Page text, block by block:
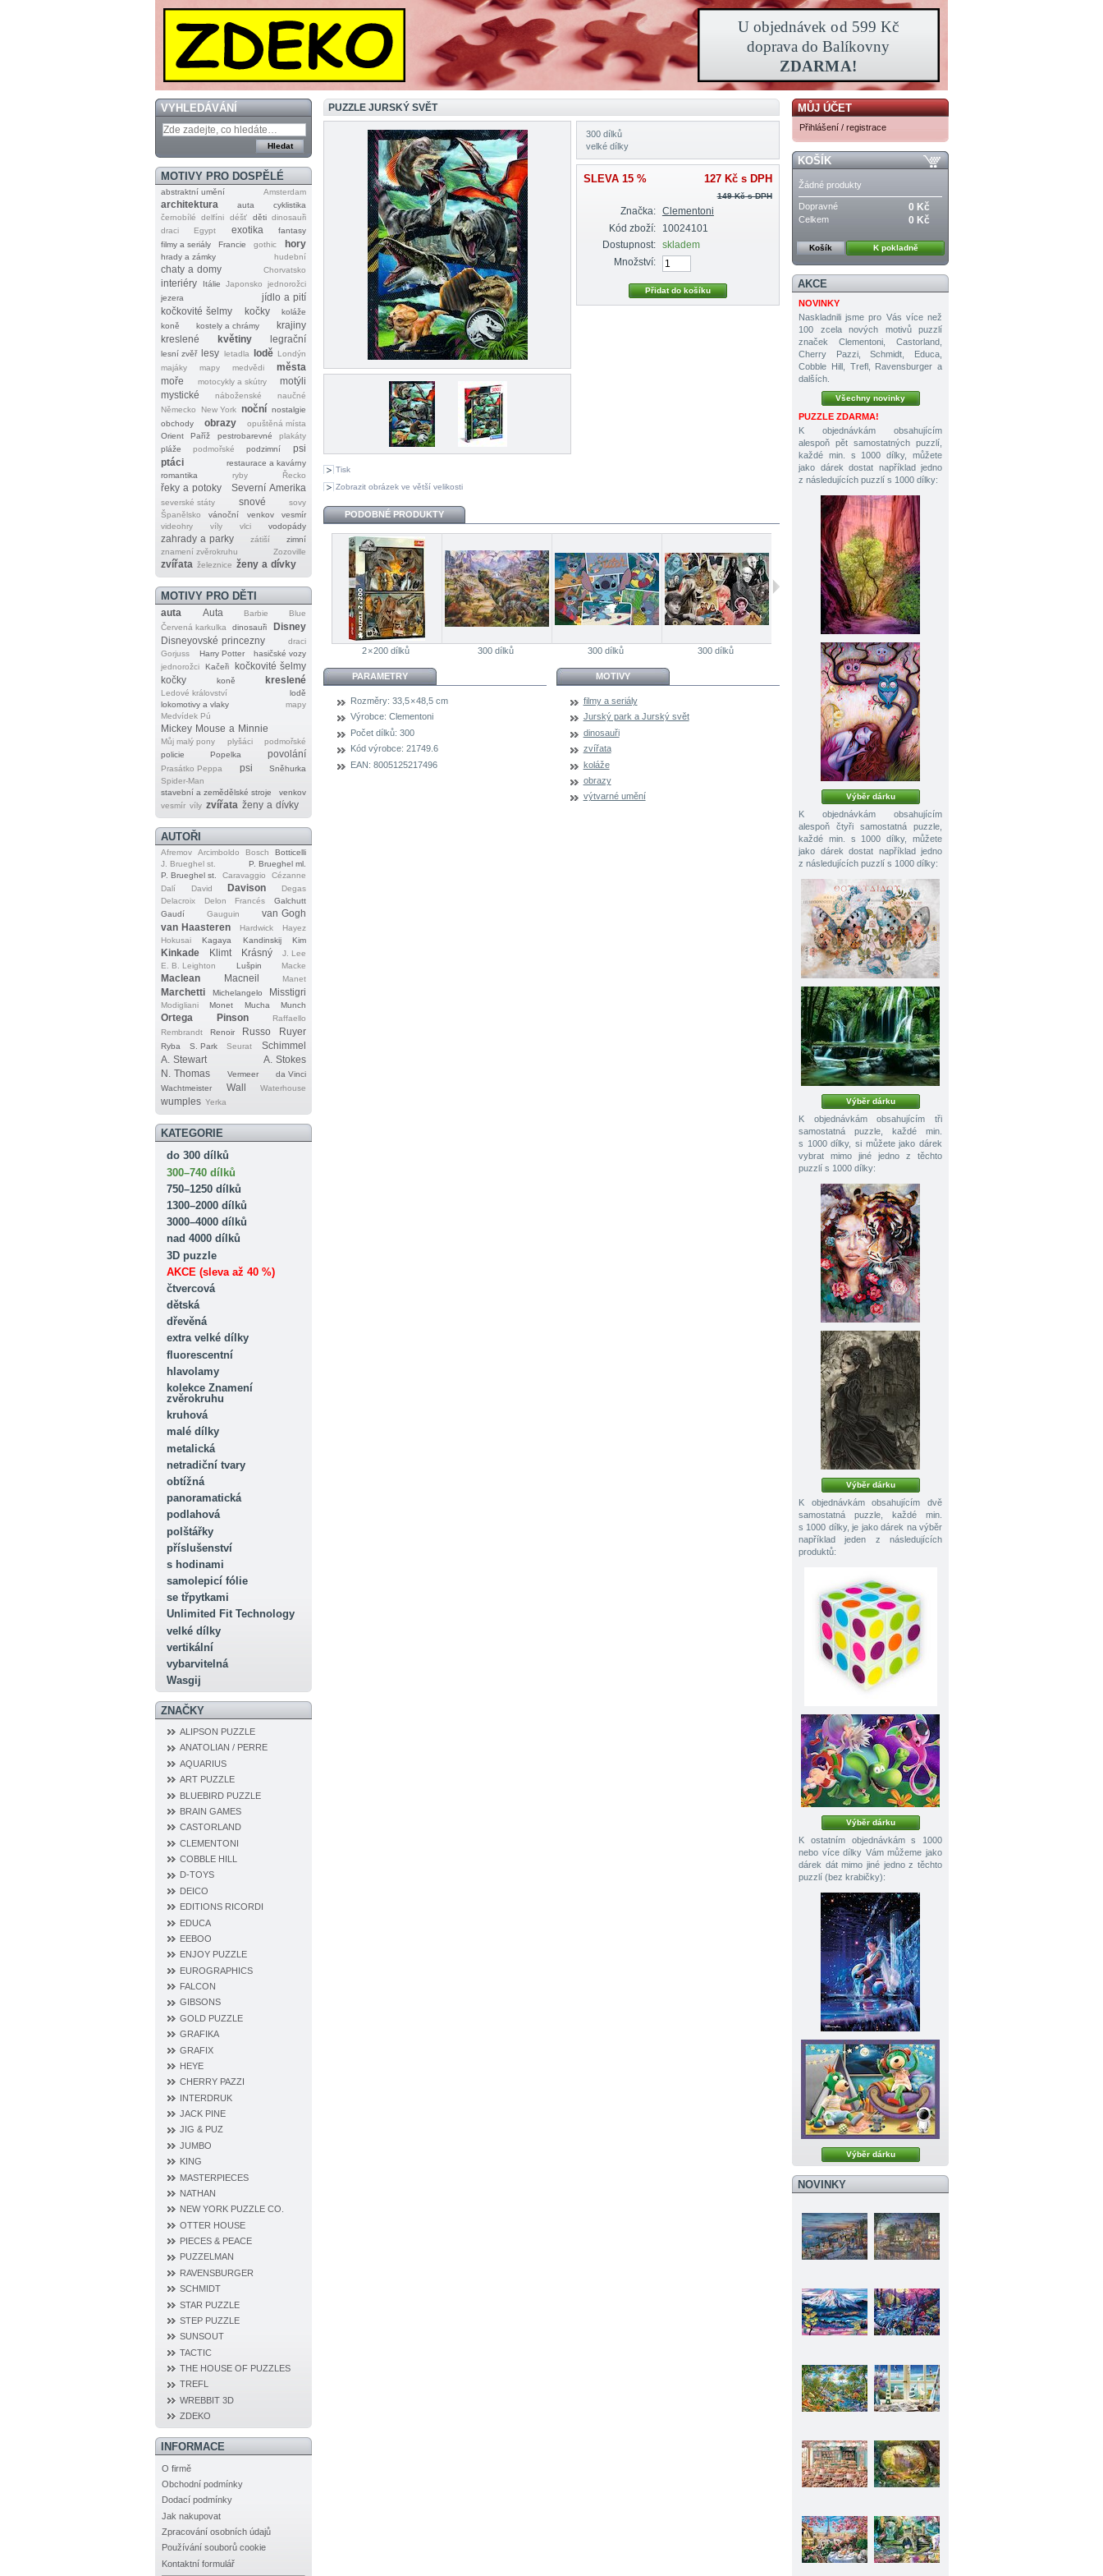
VYHLEDÁVÁNÍ
MOTIVY PRO DOSPĚLÉ
abstraktní umění Amsterdam
architektura auta
cyklistika
černobílé
delfíni déšť děti dinosauři
draci
Egypt exotika
fantasy
filmy a seriály
Francie gothic hory
hrady a zámky hudební
chaty a domy Chorvatsko
interiéry Itálie Japonsko
jednorožci
jezera
jídlo a pití
kočkovité šelmy
kočky
koláže
koně
kostely a chrámy
krajiny
kreslené
květiny legrační
lesní zvěř lesy letadla lodě Londýn
majáky
mapy medvědi
města
moře
motocykly a skútry
motýli
mystické
náboženské
naučné
Německo
New York noční nostalgie
obchody
obrazy
opuštěná místa
Orient
Paříž pestrobarevné
plakáty
pláže
podmořské podzimní
psi
ptáci
restaurace a kavárny
romantika
ryby Řecko
řeky a potoky Severní Amerika
severské státy snové
sovy
Španělsko
vánoční venkov
vesmír
videohry
víly vlci vodopády
zahrady a parky zátiší
zimní
znamení zvěrokruhu
Zozoville
zvířata železnice ženy a dívky
MOTIVY PRO DĚTI
auta Auta Barbie
Blue
Červená karkulka
dinosauři
Disney
Disneyovské princezny
draci
Gorjuss
Harry Potter
hasičské vozy
jednorožci
Kačeři
kočkovité šelmy
kočky
koně kreslené
Ledové království
lodě
lokomotivy a vlaky
mapy
Medvídek Pú
Mickey Mouse a Minnie
Můj malý pony plyšáci
podmořské
policie
Popelka povolání
Prasátko Peppa psi
Sněhurka
Spider‐Man
stavební a zemědělské stroje
venkov
vesmír víly zvířata ženy a dívky
AUTOŘI
Afremov Arcimboldo Bosch
Botticelli
J. Brueghel st.
P. Brueghel ml.
P. Brueghel st.
Caravaggio
Cézanne
Dalí
David Davison
Degas
Delacroix
Delon Francés
Galchutt
Gaudí
Gauguin
van Gogh
van Haasteren
Hardwick
Hayez
Hokusai
Kagaya Kandinskij Kim
Kinkade Klimt Krásný
J. Lee
E. B. Leighton
Lušpin Macke
Maclean Macneil Manet
Marchetti Michelangelo Misstigri
Modigliani Monet Mucha Munch
Ortega Pinson
Raffaello
Rembrandt
Renoir Russo Ruyer
Ryba S. Park Seurat
Schimmel
A. Stewart
A. Stokes
N. Thomas
Vermeer
da Vinci
Wachtmeister
Wall Waterhouse
wumples Yerka
KATEGORIE
do 300 dílků
300–740 dílků
750–1250 dílků
1300–2000 dílků
3000–4000 dílků
nad 4000 dílků
3D puzzle
AKCE (sleva až 40 %)
čtvercová
dětská
dřevěná
extra velké dílky
fluorescentní
hlavolamy
kolekce Znamení
zvěrokruhu
kruhová
malé dílky
metalická
netradiční tvary
obtížná
panoramatická
podlahová
polštářky
příslušenství
s hodinami
samolepicí fólie
se třpytkami
Unlimited Fit Technology
velké dílky
vertikální
vybarvitelná
Wasgij
ZNAČKY
ALIPSON PUZZLE
ANATOLIAN / PERRE
AQUARIUS
ART PUZZLE
BLUEBIRD PUZZLE
BRAIN GAMES
CASTORLAND
CLEMENTONI
COBBLE HILL
D‐TOYS
DEICO
EDITIONS RICORDI
EDUCA
EEBOO
ENJOY PUZZLE
EUROGRAPHICS
FALCON
GIBSONS
GOLD PUZZLE
GRAFIKA
GRAFIX
HEYE
CHERRY PAZZI
INTERDRUK
JACK PINE
JIG & PUZ
JUMBO
KING
MASTERPIECES
NATHAN
NEW YORK PUZZLE CO.
OTTER HOUSE
PIECES & PEACE
PUZZELMAN
RAVENSBURGER
SCHMIDT
STAR PUZZLE
STEP PUZZLE
SUNSOUT
TACTIC
THE HOUSE OF PUZZLES
TREFL
WREBBIT 3D
ZDEKO
INFORMACE
O firmě
Obchodní podmínky
Dodací podmínky
Jak nakupovat
Zpracování osobních údajů
Používání souborů cookie
Kontaktní formulář
PUZZLE JURSKÝ SVĚT
Tisk
Zobrazit obrázek ve větší velikosti
300 dílků
velké dílky
SLEVA 15 % 127 Kčs DPH
149 Kčs DPH
Značka:
Clementoni
Kód zboží:
10024101
Dostupnost:
skladem
Množství:
PODOBNÉ PRODUKTY
2 × 200 dílků 300 dílků 300 dílků 300 dílků 250 dílků 160 dílků
PARAMETRY
Rozměry: 33,5 × 48,5 cm
Výrobce: Clementoni
Počet dílků: 300
Kód výrobce: 21749.6
EAN: 8005125217496
MOTIVY
filmy a seriály
Jurský park a Jurský svět
dinosauři
zvířata
koláže
obrazy
výtvarné umění
MŮJ ÚČET
Přihlášení / registrace
KOŠÍK
Žádné produkty
Dopravné 0 Kč
Celkem 0 Kč
Košík K pokladně
AKCE
NOVINKY
Naskladnili jsme pro Vás více než
100 zcela nových motivů puzzlí
značek Clementoni, Castorland,
Cherry Pazzi, Schmidt, Educa,
Cobble Hill, Trefl, Ravensburger a
dalších.
Všechny novinky
PUZZLE ZDARMA!
K objednávkám obsahujícím
alespoň pět samostatných puzzlí,
každé min. s 1000 dílky, můžete
jako dárek dostat například jedno
z následujících puzzlí s 1000 dílky:
Výběr dárku
K objednávkám obsahujícím
alespoň čtyři samostatná puzzle,
každé min. s 1000 dílky, můžete
jako dárek dostat například jedno
z následujících puzzlí s 1000 dílky:
Výběr dárku
K objednávkám obsahujícím tři
samostatná puzzle, každé min.
s 1000 dílky, si můžete jako dárek
vybrat mimo jiné jedno z těchto
puzzlí s 1000 dílky:
Výběr dárku
K objednávkám obsahujícím dvě
samostatná puzzle, každé min.
s 1000 dílky, je jako dárek na výběr
například jeden z následujících
produktů:
Výběr dárku
K ostatním objednávkám s 1000
nebo více dílky Vám můžeme jako
dárek dát mimo jiné jedno z těchto
puzzlí (bez krabičky):
Výběr dárku
NOVINKY